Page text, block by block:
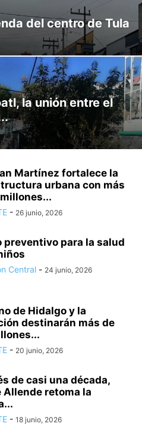
PUBLICIDAD
Y BIENESTAR SECTOR LABORAL
SOCIEDAD TENDENCIAS
TULA TURISMO
VIDA SALUDABLE
del centro de Tula
la unión entre el
Martínez fortalece la
urbana con más
millones...
- 26 junio, 2026
preventivo para la salud
Central - 24 junio, 2026
de Hidalgo y la
destinarán más de
- 20 junio, 2026
de casi una década,
Allende retoma la
- 18 junio, 2026